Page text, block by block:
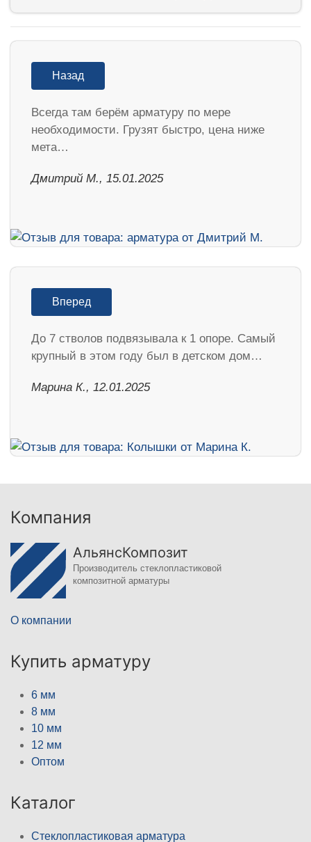
Назад
Всегда там берём арматуру по мере
необходимости. Грузят быстро, цена ниже
мета…
Дмитрий М., 15.01.2025
Вперед
До 7 стволов подвязывала к 1 опоре. Самый
крупный в этом году был в детском дом…
Марина К., 12.01.2025
Компания
АльянсКомпозит
Производитель стеклопластиковой
композитной арматуры
О компании
Купить арматуру
6 мм
8 мм
10 мм
12 мм
Оптом
Каталог
Стеклопластиковая арматура